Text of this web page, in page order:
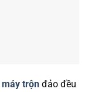
máy trộn đảo đều